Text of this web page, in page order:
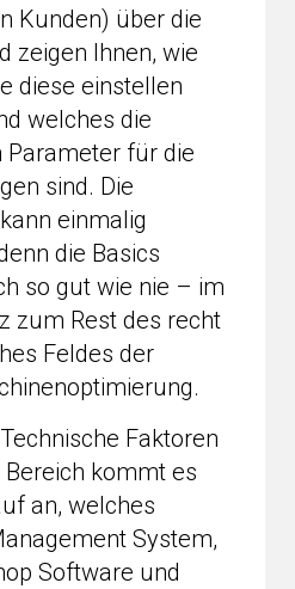
Kunden) über die
zeigen Ihnen, wie
diese einstellen
welches die
Parameter für die
sind. Die
einmalig
die Basics
so gut wie nie – im
zum Rest des recht
Feldes der
Faktoren
kommt es
an, welches
System,
Software und